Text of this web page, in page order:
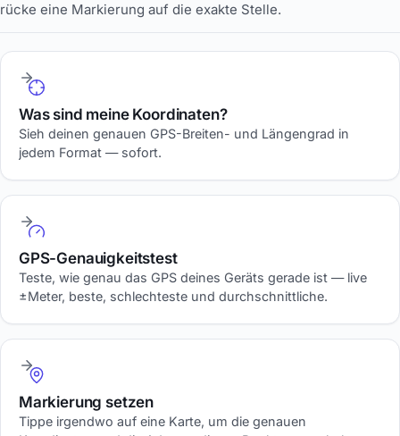
rücke eine Markierung auf die exakte Stelle.
Was sind meine Koordinaten?
Sieh deinen genauen GPS-Breiten- und Längengrad in
jedem Format — sofort.
GPS-Genauigkeitstest
Teste, wie genau das GPS deines Geräts gerade ist — live
±Meter, beste, schlechteste und durchschnittliche.
Markierung setzen
Tippe irgendwo auf eine Karte, um die genauen